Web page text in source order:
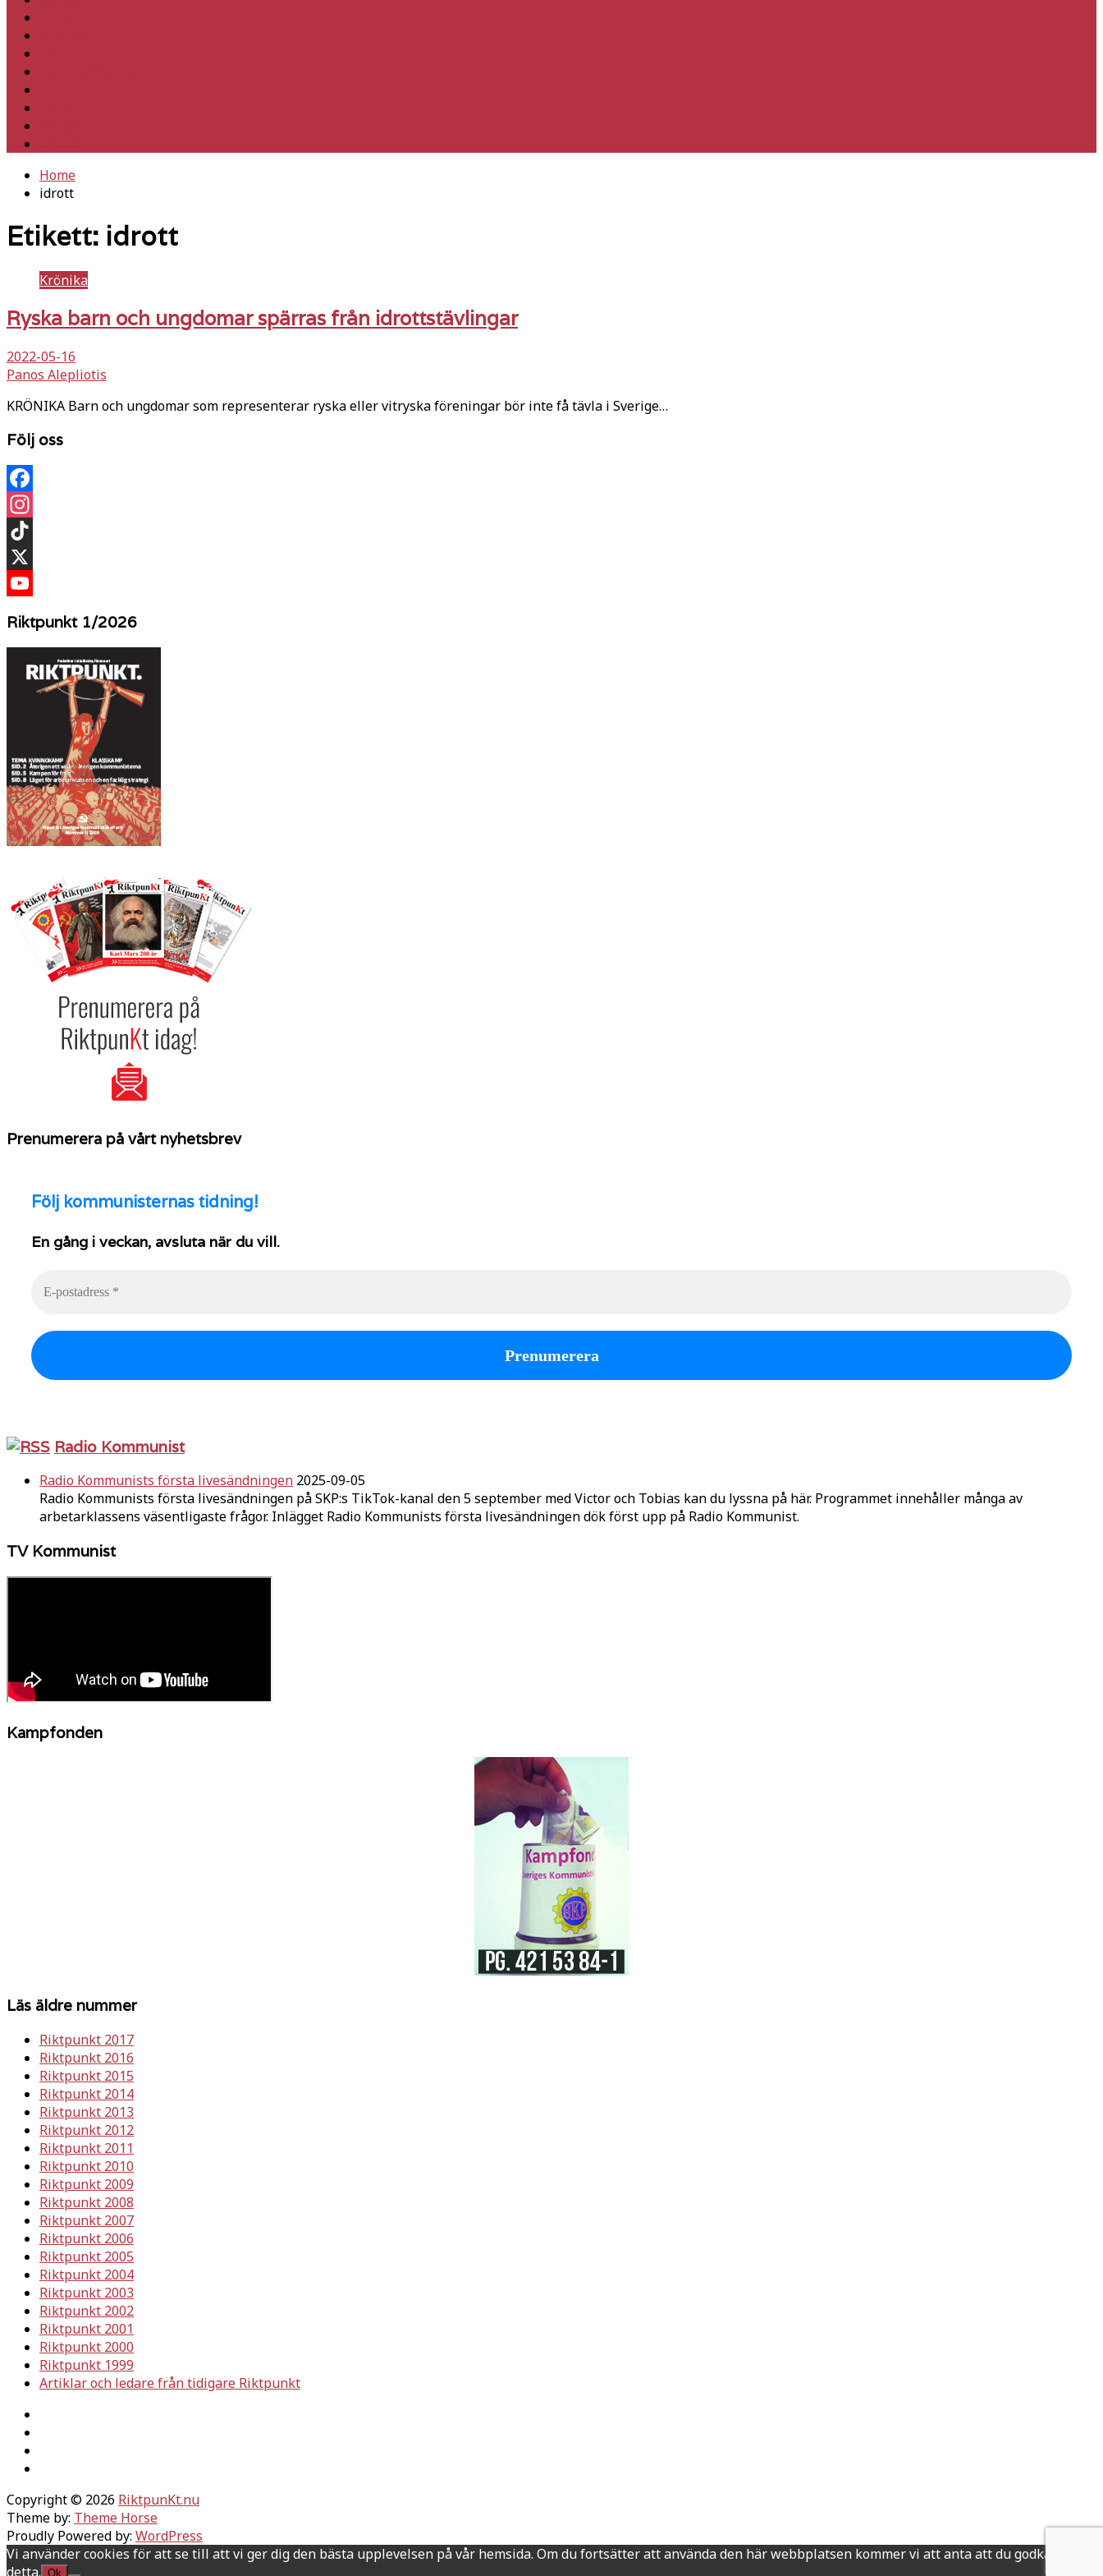
Home
idrott
Etikett: idrott
Krönika
Ryska barn och ungdomar spärras från idrottstävlingar
2022-05-16
Panos Alepliotis
KRÖNIKA Barn och ungdomar som representerar ryska eller vitryska föreningar bör inte få tävla i Sverige…
Följ oss
Facebook
Instagram
TikTok
X
Riktpunkt 1/2026
Prenumerera på vårt nyhetsbrev
Följ kommunisternas tidning!
En gång i veckan, avsluta när du vill.
Radio Kommunist
Radio Kommunists första livesändningen 2025-09-05
Radio Kommunists första livesändningen på SKP:s TikTok-kanal den 5 september med Victor och Tobias kan du lyssna på här. Programmet innehåller många av
arbetarklassens väsentligaste frågor. Inlägget Radio Kommunists första livesändningen dök först upp på Radio Kommunist.
TV Kommunist
Kampfonden
Läs äldre nummer
Riktpunkt 2017
Riktpunkt 2016
Riktpunkt 2015
Riktpunkt 2014
Riktpunkt 2013
Riktpunkt 2012
Riktpunkt 2011
Riktpunkt 2010
Riktpunkt 2009
Riktpunkt 2008
Riktpunkt 2007
Riktpunkt 2006
Riktpunkt 2005
Riktpunkt 2004
Riktpunkt 2003
Riktpunkt 2002
Riktpunkt 2001
Riktpunkt 2000
Riktpunkt 1999
Artiklar och ledare från tidigare Riktpunkt
Copyright © 2026 RiktpunKt.nu
Theme by: Theme Horse
Proudly Powered by: WordPress
Vi använder cookies för att se till att vi ger dig den bästa upplevelsen på vår hemsida. Om du fortsätter att använda den här webbplatsen kommer vi att anta att du godkänner
detta. Ok